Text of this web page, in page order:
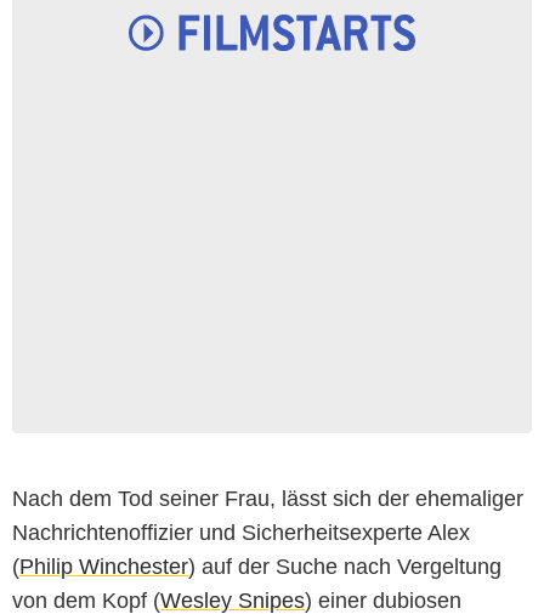
Nach dem Tod seiner Frau, lässt sich der ehemaliger
Nachrichtenoffizier und Sicherheitsexperte Alex
(Philip Winchester) auf der Suche nach Vergeltung
von dem Kopf (Wesley Snipes) einer dubiosen